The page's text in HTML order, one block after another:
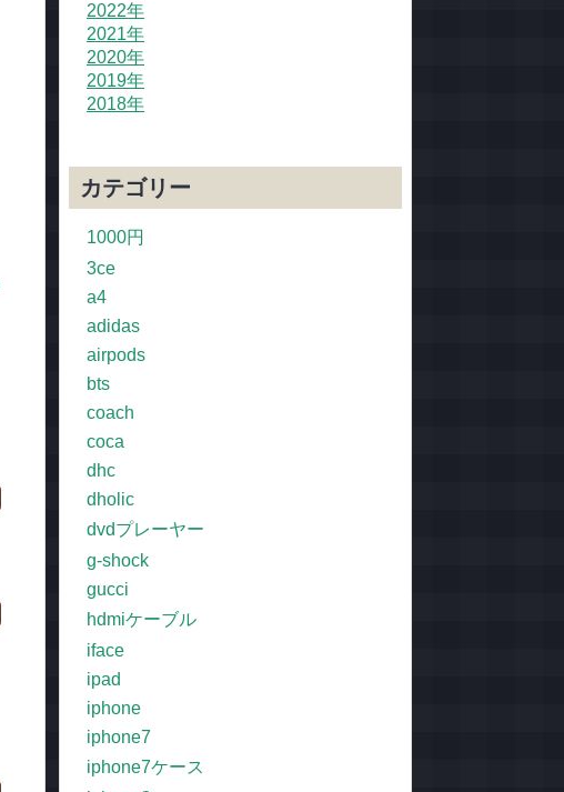
2022年
2021年
2020年
2019年
2018年
カテゴリー
1000円
3ce
a4
adidas
airpods
bts
coach
coca
dhc
dholic
dvdプレーヤー
g-shock
gucci
hdmiケーブル
iface
ipad
iphone
iphone7
iphone7ケース